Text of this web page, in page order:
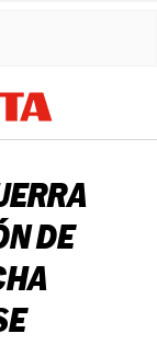
DE